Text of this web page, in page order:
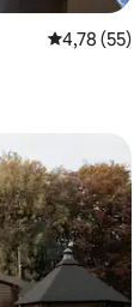
Prosječna
4,78 (55)
s oznakom